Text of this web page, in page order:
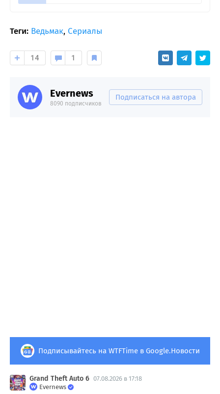
Теги: Ведьмак, Сериалы
14 1
Evernews
8090 подписчиков
Подписаться на автора
Подписывайтесь на WTFTime в Google.Новости
Grand Theft Auto 6 07.08.2026 в 17:18
Evernews